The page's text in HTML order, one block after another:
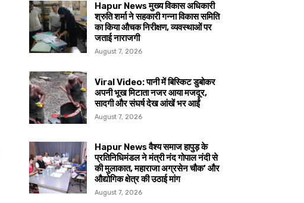
Hapur News मुख्य विकास अधिकारी
श्रुति शर्मा ने सहकारी गन्ना विकास समिति
का किया औचक निरीक्षण, व्यवस्थाओं पर
जताई नाराजगी
August 7, 2026
Viral Video: पानी में बिस्किट डुबोकर
अपनी भूख मिटाता नजर आया मजदूर,
सादगी और संघर्ष देख आंखें भर आईं
August 7, 2026
Hapur News वैश्य समाज हापुड़ के
प्रतिनिधिमंडल ने मंत्री नंद गोपाल नंदी से
की मुलाकात, महाराजा अग्रसेन चौक’ और
औद्योगिक क्षेत्र की उठाई मांग
August 7, 2026